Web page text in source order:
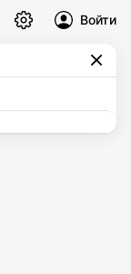
Войти